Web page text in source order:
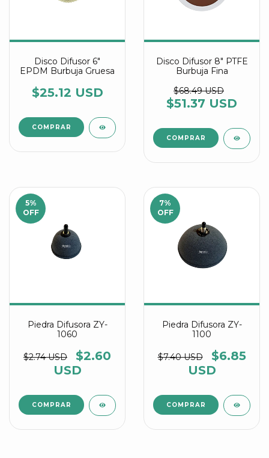
Disco Difusor 6"
EPDM Burbuja Gruesa
$25.12 USD
Disco Difusor 8" PTFE
Burbuja Fina
$68.49 USD
$51.37 USD
5%
OFF
Piedra Difusora ZY-
1060
$2.74 USD
$2.60
USD
7%
OFF
Piedra Difusora ZY-
1100
$7.40 USD
$6.85
USD